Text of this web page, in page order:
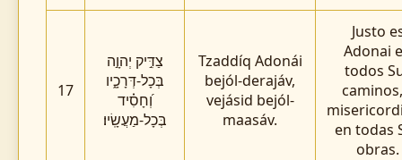
17
צַדִּ֣יק יְהוָ֣ה
בְּכָל-דְּרָכָ֑יו
וְ֝חָסִ֗יד
בְּכָל-מַעֲשָֽׂיו׃
Tzaddíq Adonái
bejól-derajáv,
vejásid bejól-
maasáv.
Justo
Adonai
todos
en todas
obras.